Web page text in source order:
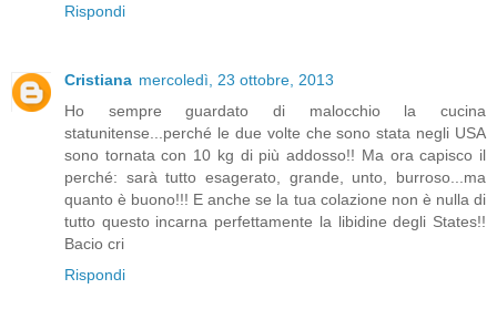
Rispondi
Cristiana mercoledì, 23 ottobre, 2013
Ho sempre guardato di malocchio la cucina
statunitense...perché le due volte che sono stata negli USA
sono tornata con 10 kg di più addosso!! Ma ora capisco il
perché: sarà tutto esagerato, grande, unto, burroso...ma
quanto è buono!!! E anche se la tua colazione non è nulla di
tutto questo incarna perfettamente la libidine degli States!!
Bacio cri
Rispondi